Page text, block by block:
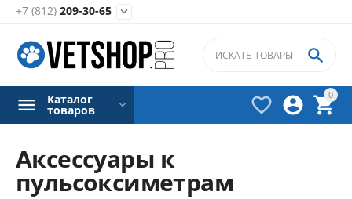
+7 (812) 209-30-65 
0




Каталог
товаров
Фильтры товаров
Аксессуары к
пульсоксиметрам